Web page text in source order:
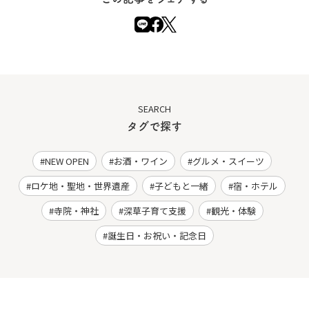
SEARCH
タグで探す
NEW OPEN お酒・ワイン
グルメ・スイーツ
ロケ地・聖地・世界遺産
子どもと一緒
宿・ホテル
寺院・神社
深草子育て支援
観光・体験
誕生日・お祝い・記念日